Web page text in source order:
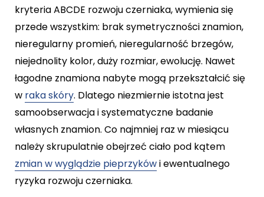
kryteria ABCDE rozwoju czerniaka, wymienia się
przede wszystkim: brak symetryczności znamion,
nieregularny promień, nieregularność brzegów,
niejednolity kolor, duży rozmiar, ewolucję. Nawet
łagodne znamiona nabyte mogą przekształcić się
w raka skóry. Dlatego niezmiernie istotna jest
samoobserwacja i systematyczne badanie
własnych znamion. Co najmniej raz w miesiącu
należy skrupulatnie obejrzeć ciało pod kątem
zmian w wyglądzie pieprzykówi ewentualnego
ryzyka rozwoju czerniaka.